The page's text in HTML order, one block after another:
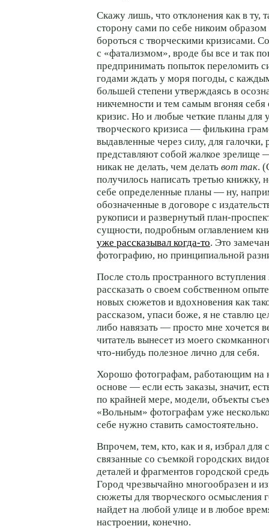
Скажу лишь, что отклонения как в ту,
сторону сами по себе никоим
бороться с творческими кризисами.
с «фатализмом», вроде бы все и так
предпринимать попыток переломить
годами ждать у моря погоды, с
большей степени утверждаясь в
никчемности и тем самым вгоняя
кризис. Но и любые четкие планы для
творческого кризиса — филькина
выдавленные через силу, для
представляют собой жалкое
никак не делать, чем делать вот так.
получилось написать третью книжку,
себе определенные планы — ну,
обозначенные в договоре с
рукописи и развернутый план-
сущности, подробным оглавлением
уже рассказывал когда-то. Это
фотографию, но принципиальной
После столь пространного вступления
рассказать о своем собственном
новых сюжетов и вдохновения как
рассказом, упаси боже, я не ставлю
либо навязать — просто мне хочется
читатель вынесет из моего
что-нибудь полезное лично для себя.
Хорошо фотографам, работающим на
основе — если есть заказы, значит,
по крайней мере, модели, объекты
«Вольным» фотографам уже
себе нужно ставить самостоятельно.
Впрочем, тем, кто, как и я, избрал для
связанные со съемкой городских
деталей и фрагментов городской
Город чрезвычайно многообразен и
сюжеты для творческого осмысления
найдет на любой улице и в любое
настроении, конечно.